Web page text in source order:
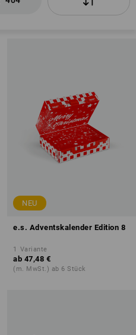
NEU
e.s. Adventskalender Edition 8
1 Variante
ab 47,48 €
(m. MwSt.) ab 6 Stück